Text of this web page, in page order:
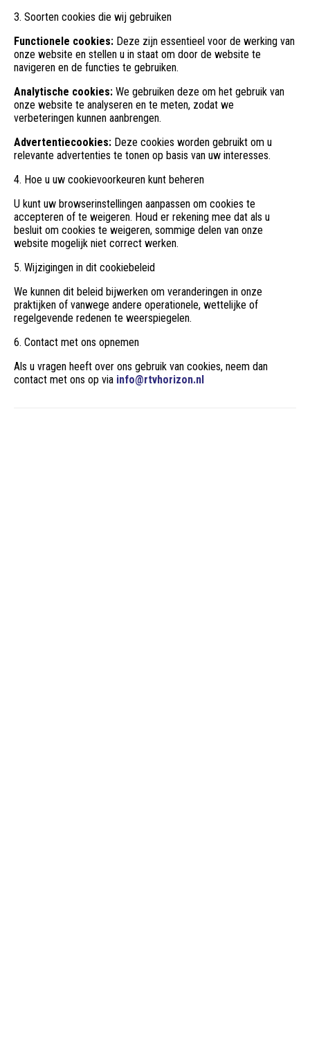
3. Soorten cookies die wij gebruiken
Functionele cookies: Deze zijn essentieel voor de werking van
onze website en stellen u in staat om door de website te
navigeren en de functies te gebruiken.
Analytische cookies: We gebruiken deze om het gebruik van
onze website te analyseren en te meten, zodat we
verbeteringen kunnen aanbrengen.
Advertentiecookies: Deze cookies worden gebruikt om u
relevante advertenties te tonen op basis van uw interesses.
4. Hoe u uw cookievoorkeuren kunt beheren
U kunt uw browserinstellingen aanpassen om cookies te
accepteren of te weigeren. Houd er rekening mee dat als u
besluit om cookies te weigeren, sommige delen van onze
website mogelijk niet correct werken.
5. Wijzigingen in dit cookiebeleid
We kunnen dit beleid bijwerken om veranderingen in onze
praktijken of vanwege andere operationele, wettelijke of
regelgevende redenen te weerspiegelen.
6. Contact met ons opnemen
Als u vragen heeft over ons gebruik van cookies, neem dan
contact met ons op via info@rtvhorizon.nl